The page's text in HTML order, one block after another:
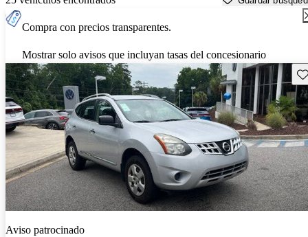
Compra con precios transparentes.
Mostrar solo avisos que incluyan tasas del concesionario
Aviso patrocinado